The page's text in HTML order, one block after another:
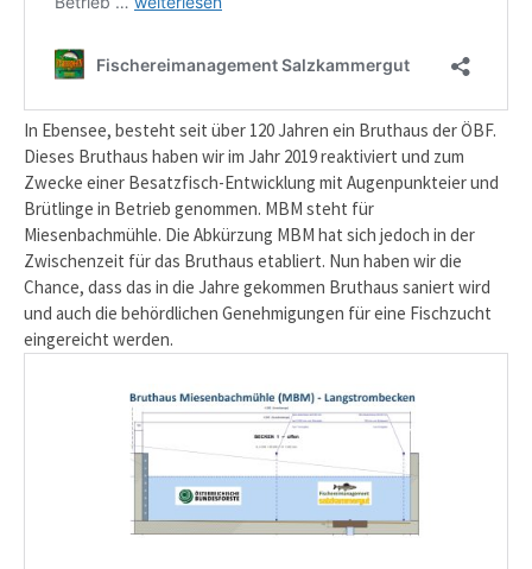
In Ebensee, besteht seit über 120 Jahren ein Bruthaus der ÖBF.
Dieses Bruthaus haben wir im Jahr 2019 reaktiviert und zum
Zwecke einer Besatzfisch-Entwicklung mit Augenpunkteier und
Brütlinge in Betrieb genommen. MBM steht für
Miesenbachmühle. Die Abkürzung MBM hat sich jedoch in der
Zwischenzeit für das Bruthaus etabliert. Nun haben wir die
Chance, dass das in die Jahre gekommen Bruthaus saniert wird
und auch die behördlichen Genehmigungen für eine Fischzucht
eingereicht werden.